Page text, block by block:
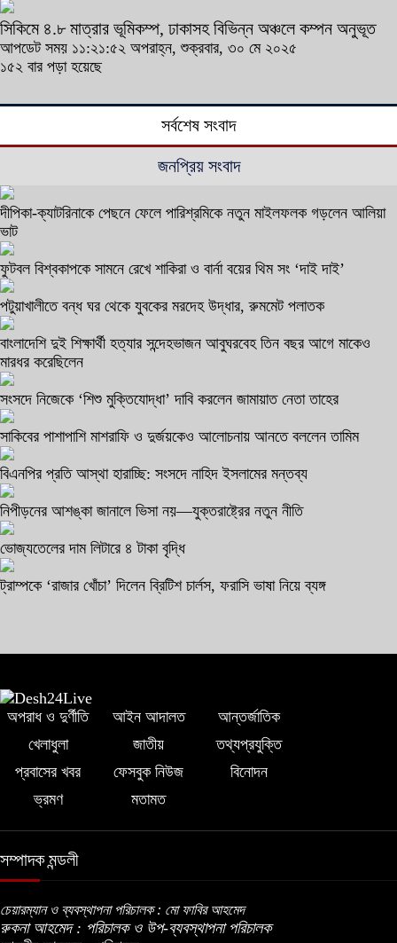
সিকিমে ৪.৮ মাত্রার ভূমিকম্প, ঢাকাসহ বিভিন্ন অঞ্চলে কম্পন অনুভূত
আপডেট সময় ১১:২১:৫২ অপরাহ্ন, শুক্রবার, ৩০ মে ২০২৫
১৫২ বার পড়া হয়েছে
সর্বশেষ সংবাদ
জনপ্রিয় সংবাদ
দীপিকা-ক্যাটরিনাকে পেছনে ফেলে পারিশ্রমিকে নতুন মাইলফলক গড়লেন আলিয়া
ভাট
ফুটবল বিশ্বকাপকে সামনে রেখে শাকিরা ও বার্না বয়ের থিম সং ‘দাই দাই’
পটুয়াখালীতে বন্ধ ঘর থেকে যুবকের মরদেহ উদ্ধার, রুমমেট পলাতক
বাংলাদেশি দুই শিক্ষার্থী হত্যার সন্দেহভাজন আবুঘরবেহ তিন বছর আগে মাকেও
মারধর করেছিলেন
সংসদে নিজেকে ‘শিশু মুক্তিযোদ্ধা’ দাবি করলেন জামায়াত নেতা তাহের
সাকিবের পাশাপাশি মাশরাফি ও দুর্জয়কেও আলোচনায় আনতে বললেন তামিম
বিএনপির প্রতি আস্থা হারাচ্ছি: সংসদে নাহিদ ইসলামের মন্তব্য
নিপীড়নের আশঙ্কা জানালে ভিসা নয়—যুক্তরাষ্ট্রের নতুন নীতি
ভোজ্যতেলের দাম লিটারে ৪ টাকা বৃদ্ধি
ট্রাম্পকে ‘রাজার খোঁচা’ দিলেন ব্রিটিশ চার্লস, ফরাসি ভাষা নিয়ে ব্যঙ্গ
অপরাধ ও দুর্ণীতি আইন আদালত
আন্তর্জাতিক
খেলাধুলা
জাতীয়
তথ্যপ্রযুক্তি
প্রবাসের খবর
ফেসবুক নিউজ
বিনোদন
ভ্রমণ
মতামত
সম্পাদক মন্ডলী
চেয়ারম্যান ও ব্যবস্থাপনা পরিচালক : মো ফাবির আহমেদ
রুকনা আহমেদ : পরিচালক ও উপ-ব্যবস্থাপনা পরিচালক